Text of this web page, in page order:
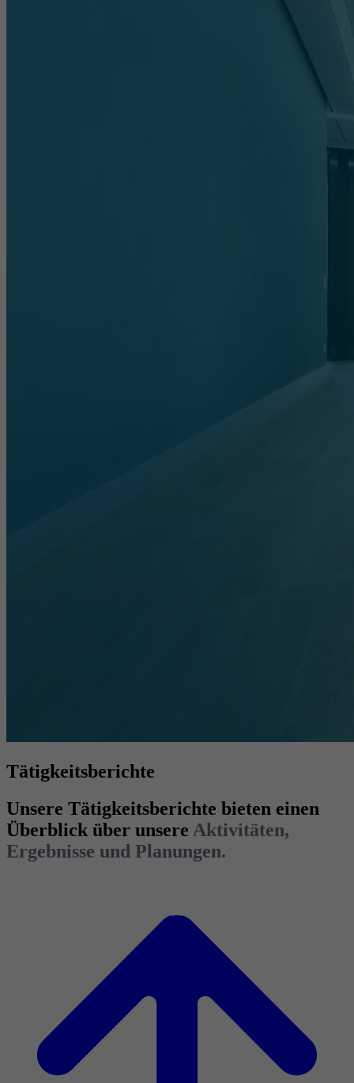
Tätigkeitsberichte
Unsere Tätigkeitsberichte bieten einen
Überblick über unsere Aktivitäten,
Ergebnisse und Planungen.